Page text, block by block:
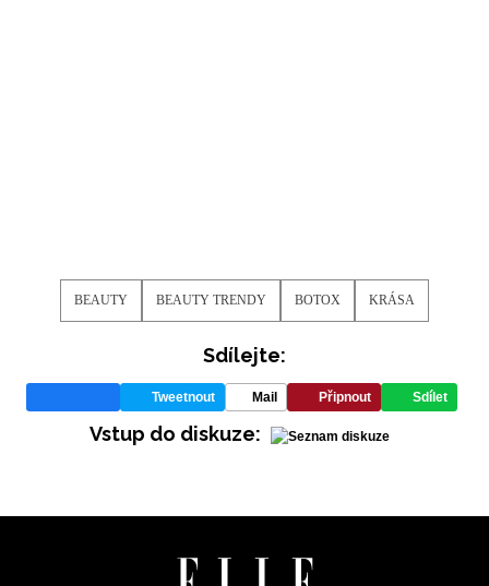
BEAUTY BEAUTY TRENDY BOTOX KRÁSA
Sdílejte:
Tweetnout Mail Připnout Sdílet
Vstup do diskuze: